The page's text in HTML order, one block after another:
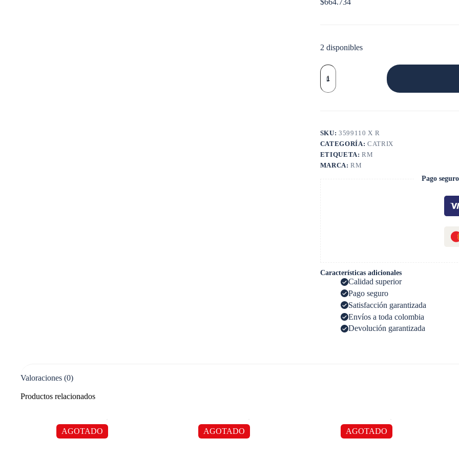
$664.734
2 disponibles
CATRIX
6CT
MOTOR
A
SKU:3599110 X R
CATEGORÍA: CATRIX
ETIQUETA:RM
MARCA:RM
Pago
Características adicionales
Calidad superior
Pago seguro
Satisfacción garantizada
Envíos a toda colombia
Devolución garantizada
Valoraciones (0)
Productos relacionados
AGOTADO AGOTADO AGOTADO